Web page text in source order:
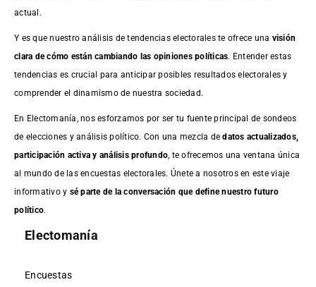
actual.
Y es que nuestro análisis de tendencias electorales te ofrece una visión
clara de cómo están cambiando las opiniones políticas. Entender estas
tendencias es crucial para anticipar posibles resultados electorales y
comprender el dinamismo de nuestra sociedad.
En Electomanía, nos esforzamos por ser tu fuente principal de sondeos
de elecciones y análisis político. Con una mezcla dedatos actualizados,
participación activa y análisis profundo , te ofrecemos una ventana única
al mundo de las encuestas electorales. Únete a nosotros en este viaje
informativo y sé parte de la conversación que define nuestro futuro
político.
Electomanía
Encuestas